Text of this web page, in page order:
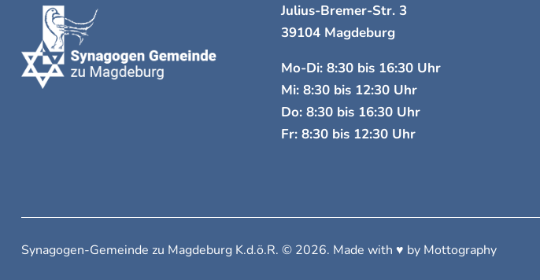
Julius-Bremer-Str. 3
39104 Magdeburg
Mo-Di: 8:30 bis 16:30 Uhr
Mi: 8:30 bis 12:30 Uhr
Do: 8:30 bis 16:30 Uhr
Fr: 8:30 bis 12:30 Uhr
Synagogen-Gemeinde zu Magdeburg K.d.ö.R. © 2026. Made with ♥︎ by Mottography